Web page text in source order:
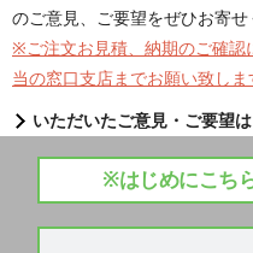
のご意見、ご要望をぜひお寄せ
※ご注文お見積、納期のご確認
当の窓口支店までお願い致しま
いただいたご意見・ご要望は
※はじめにこち